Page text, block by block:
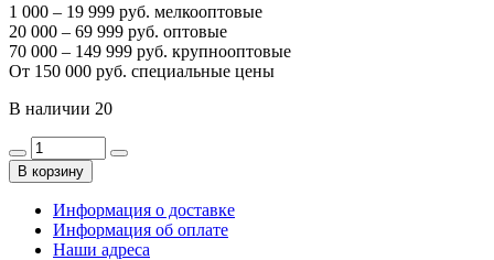
1 000 – 19 999 руб. мелкооптовые
20 000 – 69 999 руб. оптовые
70 000 – 149 999 руб. крупнооптовые
От 150 000 руб. специальные цены
В наличии 20
В корзину
Информация о доставке
Информация об оплате
Наши адреса